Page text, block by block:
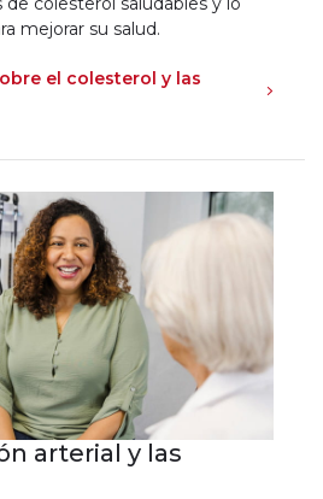
mejorar su salud.
el colesterol y las
arterial y las